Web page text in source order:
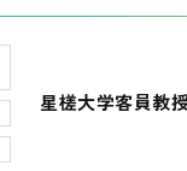
星槎大学客員教